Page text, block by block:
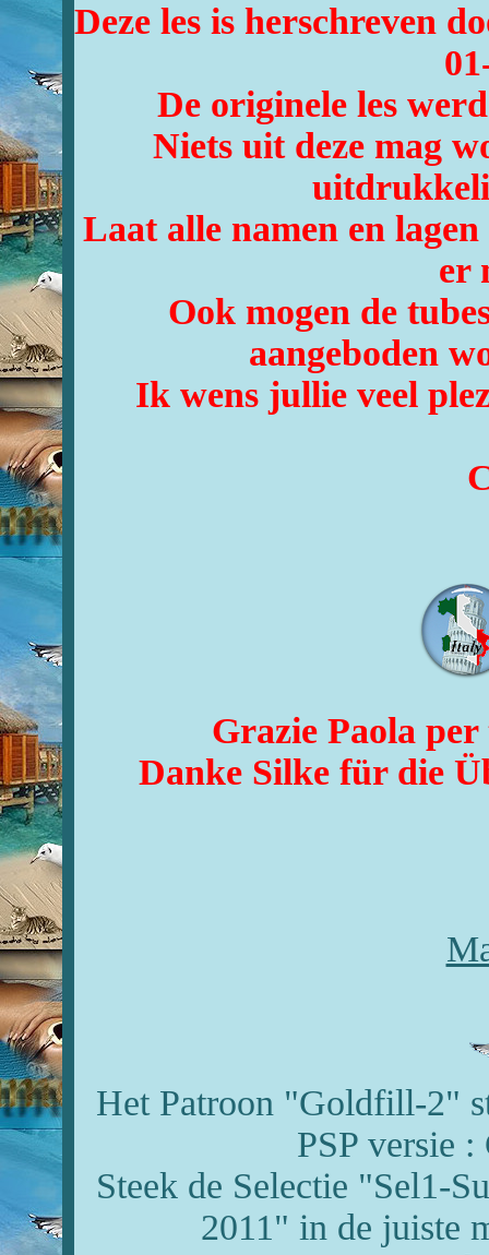
Deze les is herschreven
De originele les
Niets uit deze mag
Laat alle namen en
er
Ook mogen de
aangeboden
Ik wens jullie veel
Grazie Paola
Danke Silke für die
Het Patroon "Goldfill-2"
PSP versie
Steek de Selectie "Sel1-
2011" in de juiste